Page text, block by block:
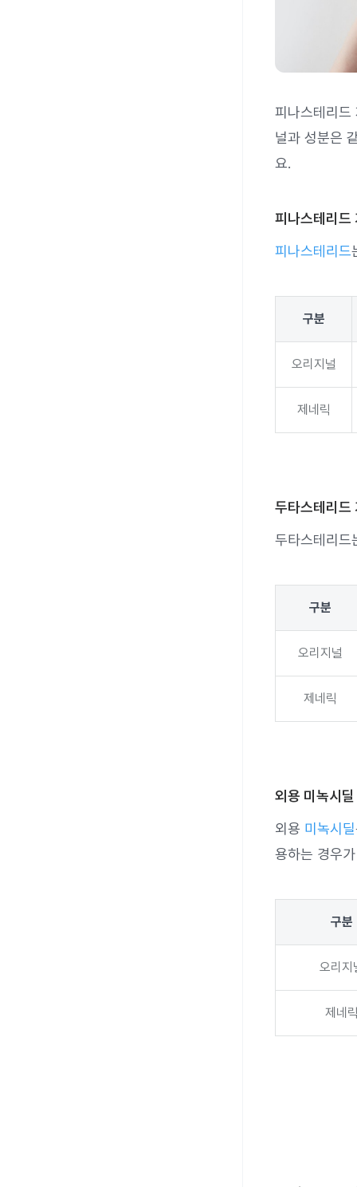
피나스테리
널과 성분은
요.
피나스테리드
피나스테리드
구분
오리지널
제네릭
두타스테리드
두타스테리
구분
오리지널
제네릭
외용 미녹시
외용 미녹시딜
용하는 경우
구분
오리지
제네